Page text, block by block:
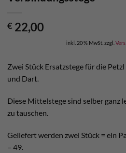
€ 22,00
inkl. 20 % MwSt. zzgl.
Zwei Stück Ersatzstege für die
und Dart.
Diese Mittelstege sind selber ganz
zu tauschen.
Geliefert werden zwei Stück = ein
– 49.